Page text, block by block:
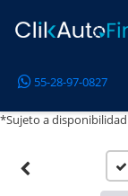
55-28-97-0827
*Sujeto a disponibilidad